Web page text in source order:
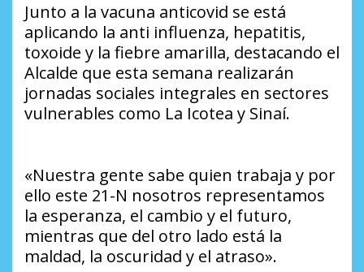
Junto a la vacuna anticovid se está
aplicando la anti influenza, hepatitis,
toxoide y la fiebre amarilla, destacando el
Alcalde que esta semana realizarán
jornadas sociales integrales en sectores
vulnerables como La Icotea y Sinaí.
«Nuestra gente sabe quien trabaja y por
ello este 21-N nosotros representamos
la esperanza, el cambio y el futuro,
mientras que del otro lado está la
maldad, la oscuridad y el atraso».